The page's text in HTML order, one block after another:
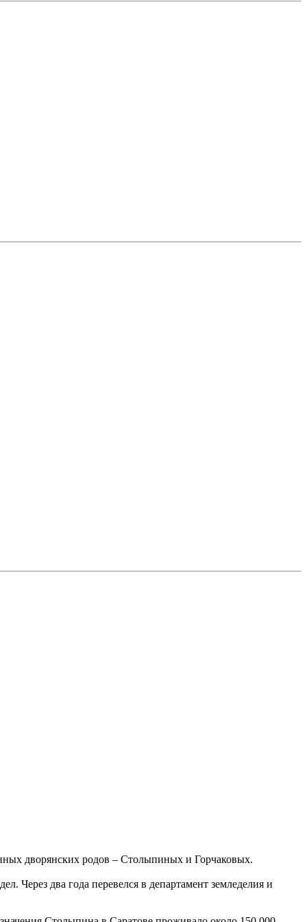
дворянских родов – Столыпиных и Горчаковых.
Через два года перевелся в департамент земледелия и